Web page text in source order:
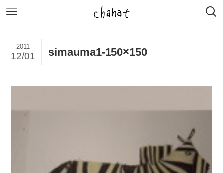
simauma1-150×150
2011
12/01